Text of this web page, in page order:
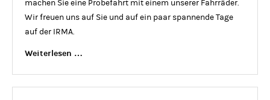
machen Sie eine Probefahrt mit einem unserer Fahrräder.
Wir freuen uns auf Sie und auf ein paar spannende Tage
auf der IRMA.
Weiterlesen …